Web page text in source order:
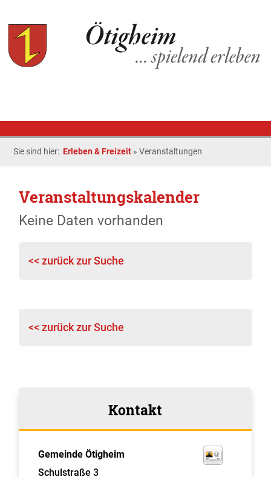
Sie sind hier: Erleben & Freizeit »Veranstaltungen
Veranstaltungskalender
Keine Daten vorhanden
<< zurück zur Suche
<< zurück zur Suche
Kontakt
Gemeinde Ötigheim
Schulstraße 3